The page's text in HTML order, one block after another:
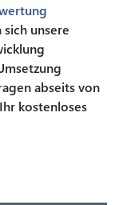
unsere
abseits von
kostenloses